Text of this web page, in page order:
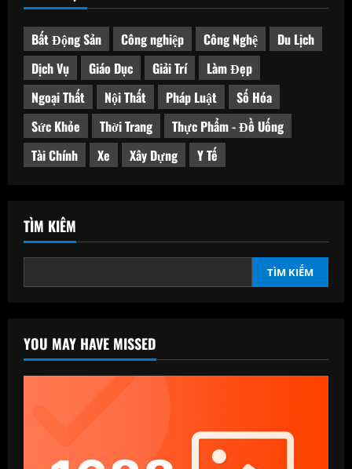
Bất Động Sản Công nghiệp Công Nghệ
Du Lịch
Dịch Vụ
Giáo Dục Giải Trí
Làm Đẹp
Ngoại Thất
Nội Thất Pháp Luật
Số Hóa
Sức Khỏe
Thời Trang
Thực Phẩm - Đồ Uống
Tài Chính
Xe Xây Dựng Y Tế
TÌM KIẾM
TÌM KIẾM
YOU MAY HAVE MISSED